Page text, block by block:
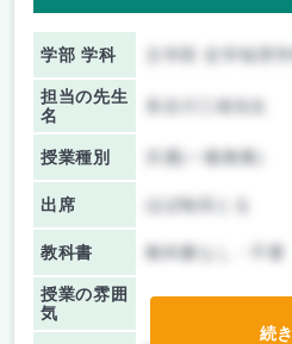
学部 学科
担当の先生
名
授業種別 共通(一般教養)
出席 ほぼ毎回とる
教科書 教科書なし・不要
授業の雰囲
気
続